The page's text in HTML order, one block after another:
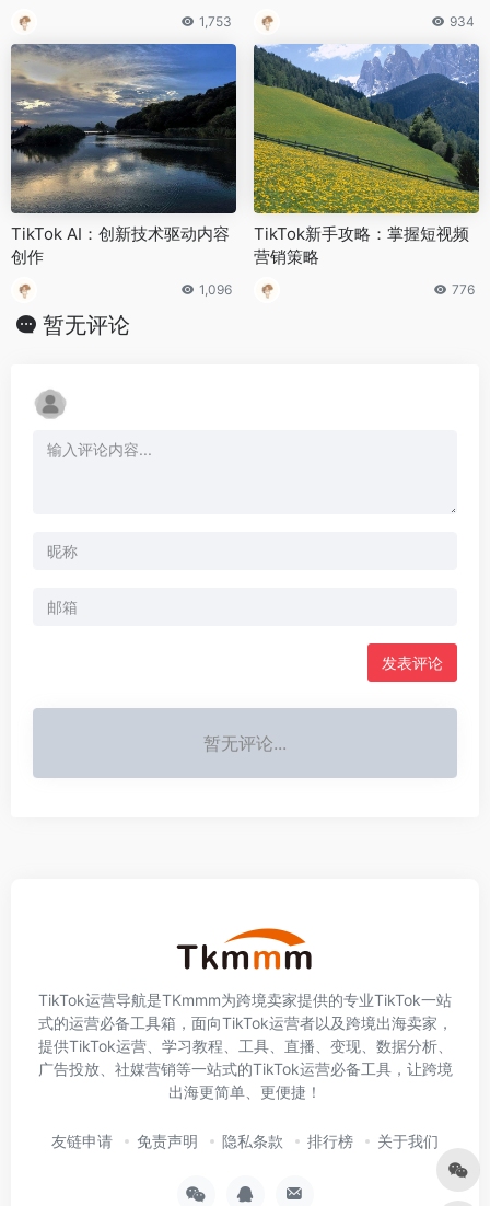
1,753 934
TikTok AI：创新技术驱动内容
创作
1,096
TikTok新手攻略：掌握短视频
营销策略
776
暂无评论
发表评论
暂无评论...
TikTok运营导航是TKmmm为跨境卖家提供的专业TikTok一站
式的运营必备工具箱，面向TikTok运营者以及跨境出海卖家，
提供TikTok运营、学习教程、工具、直播、变现、数据分析、
广告投放、社媒营销等一站式的TikTok运营必备工具，让跨境
出海更简单、更便捷！
友链申请 免责声明 隐私条款 排行榜 关于我们